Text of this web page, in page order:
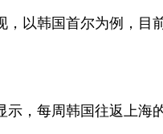
以韩国首尔为例，目
，每周韩国往返上海